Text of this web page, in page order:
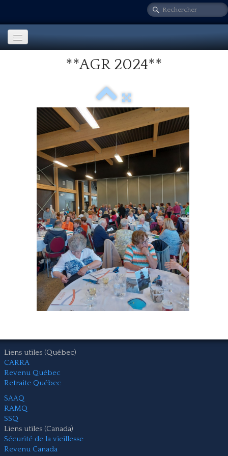
Nos activités▼
Sur le vif!
Fondation LG
Info. comités
Nos publications▼
Nous joindre
**AGR 2024**
Liens utiles (Québec)
CARRA
Revenu Québec
Retraite Québec
SAAQ
RAMQ
SSQ
Liens utiles (Canada)
Sécurité de la vieillesse
Revenu Canada